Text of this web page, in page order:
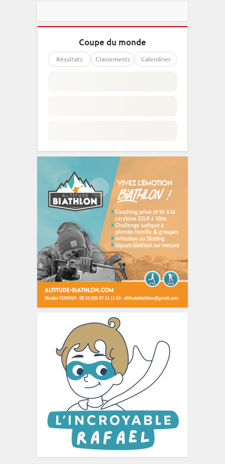
Coupe du monde
Résultats Classements Calendrier